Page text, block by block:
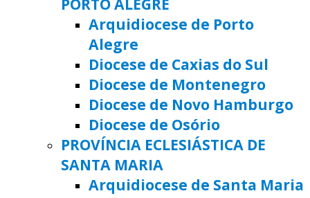
Arquidiocese de Porto
Alegre
Diocese de Caxias do Sul
Diocese de Montenegro
Diocese de Novo Hamburgo
Diocese de Osório
PROVÍNCIA ECLESIÁSTICA DE
SANTA MARIA
Arquidiocese de Santa Maria